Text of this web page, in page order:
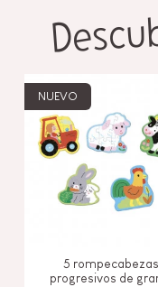
NUEVO
5 rompecabezas
progresivos de